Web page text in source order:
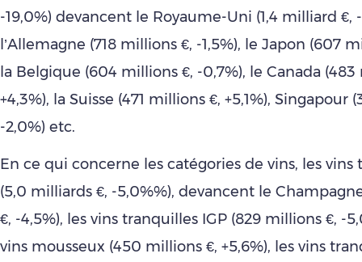
-19,0%) devancent le Royaume-Uni (1,4 milliard €, -
l’Allemagne (718 millions €, -1,5%), le Japon (607
la Belgique (604 millions €, -0,7%), le Canada
+4,3%), la Suisse (471 millions €, +5,1%), Singapour
-2,0%) etc.
En ce qui concerne les catégories de vins, les vins
(5,0 milliards €, -5,0%%), devancent le
€, -4,5%), les vins tranquilles IGP (829 millions €, -
vins mousseux (450 millions €, +5,6%), les vins